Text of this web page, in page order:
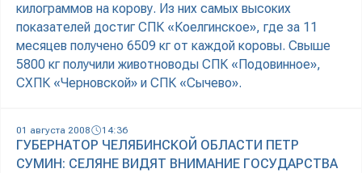
килограммов на корову. Из них самых высоких
показателей достиг СПК «Коелгинское», где за 11
месяцев получено 6509 кг от каждой коровы. Свыше
5800 кг получили животноводы СПК «Подовинное»,
СХПК «Черновской» и СПК «Сычево».
01 августа 2008 14:36
ГУБЕРНАТОР ЧЕЛЯБИНСКОЙ ОБЛАСТИ ПЕТР
СУМИН: СЕЛЯНЕ ВИДЯТ ВНИМАНИЕ ГОСУДАРСТВА